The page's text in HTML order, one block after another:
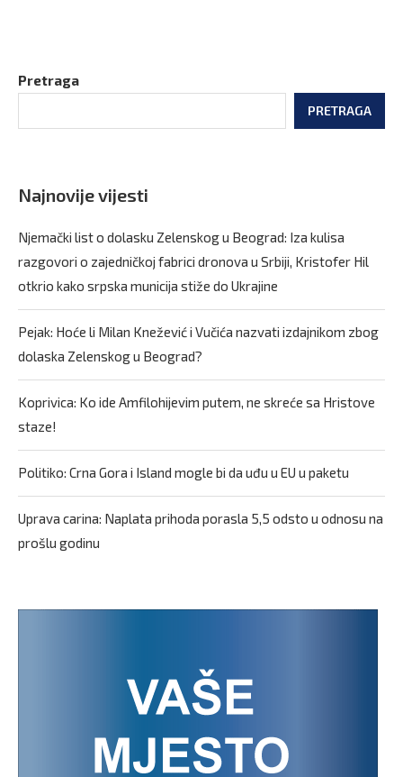
Pretraga
PRETRAGA
Najnovije vijesti
Njemački list o dolasku Zelenskog u Beograd: Iza kulisa
razgovori o zajedničkoj fabrici dronova u Srbiji, Kristofer Hil
otkrio kako srpska municija stiže do Ukrajine
Pejak: Hoće li Milan Knežević i Vučića nazvati izdajnikom zbog
dolaska Zelenskog u Beograd?
Koprivica: Ko ide Amfilohijevim putem, ne skreće sa Hristove
staze!
Politiko: Crna Gora i Island mogle bi da uđu u EU u paketu
Uprava carina: Naplata prihoda porasla 5,5 odsto u odnosu na
prošlu godinu